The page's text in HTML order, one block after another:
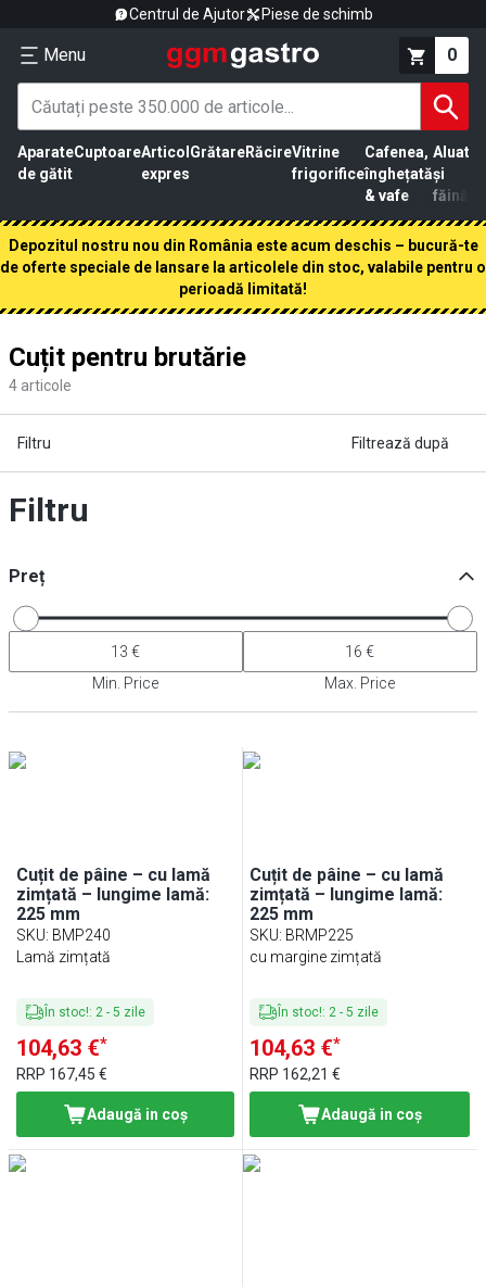
Centrul de Ajutor Piese de schimb
Menu 0
Aparate
de gătit
CuptoareArticol
expres
GrătareRăcireVitrine
frigorifice
Cafenea,
înghețată
& vafe
Aluat
și
făină
Depozitul nostru nou din România este acum deschis – bucură-te
de oferte speciale de lansare la articolele din stoc, valabile pentru o
perioadă limitată!
Cuțit pentru brutărie
4 articole
Filtru Filtrează după
Filtru
Preț
Min. Price Max. Price
Cuțit de pâine – cu lamă
zimțată – lungime lamă:
225 mm
SKU: BMP240
Lamă zimțată
În stoc!: 2- 5 zile
104,63 €*
RRP 167,45 €
Adaugă in coş
Cuțit de pâine – cu lamă
zimțată – lungime lamă:
225 mm
SKU: BRMP225
cu margine zimțată
În stoc!: 2 -5 zile
104,63 €*
RRP 162,21 €
Adaugă in coş